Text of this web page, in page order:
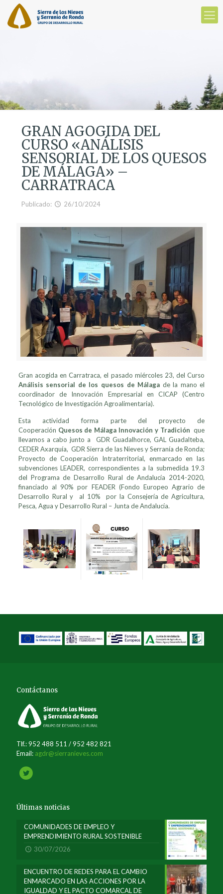
GRAN AGOGIDA DEL
CURSO «ANÁLISIS
SENSORIAL DE LOS QUESOS
DE MÁLAGA» –
CARRATRACA
Publicado: 26/10/2024
Gran acogida en Carratraca, el pasado miércoles 23, del Curso
Análisis sensorial de los quesos de Málaga de la mano el
coordinador de Innovación Empresarial en CICAP (Centro
Tecnológico de Investigación Agroalimentaria).
Esta actividad forma parte del proyecto de
Cooperación Quesos de Málaga Innovación y Tradiciónque
llevamos a cabo junto a GDR Guadalhorce, GAL Guadalteba,
CEDER Axarquía, GDR Sierra de las Nieves y Serranía de Ronda;
Proyecto de Cooperación Intraterritorial, enmarcado en las
subvenciones LEADER, correspondientes a la submedida 19.3
del Programa de Desarrollo Rural de Andalucía 2014-2020,
financiado al 90% por FEADER (Fondo Europeo Agrario de
Desarrollo Rural y al 10% por la Consejería de Agricultura,
Pesca, Agua y Desarrollo Rural – Junta de Andalucía.
Contáctanos
Tlf.: 952 488 511 / 952 482 821
Email: agdr@sierranieves.com
Últimas noticias
COMUNIDADES DE EMPLEO Y
EMPRENDIMIENTO RURAL SOSTENIBLE
30/07/2026
ENCUENTRO DE REDES PARA EL CAMBIO
ENMARCADO EN LAS ACCIONES POR LA
IGUALDAD Y EL PACTO COMARCAL DE